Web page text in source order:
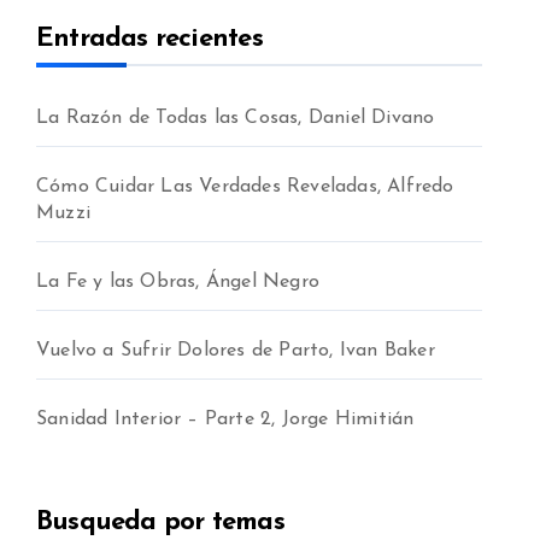
Entradas recientes
La Razón de Todas las Cosas, Daniel Divano
Cómo Cuidar Las Verdades Reveladas, Alfredo
Muzzi
La Fe y las Obras, Ángel Negro
Vuelvo a Sufrir Dolores de Parto, Ivan Baker
Sanidad Interior – Parte 2, Jorge Himitián
Busqueda por temas